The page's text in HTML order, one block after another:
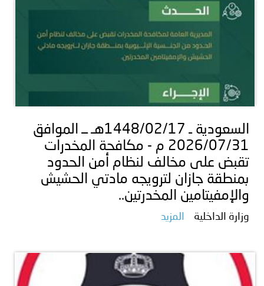
السعودية ـ 1448/02/17هـ ــ الموافق
2026/07/31 م - مكافحة المخدرات
تقبض على مخالف لنظام أمن الحدود
بمنطقة جازان لترويجه مادتي الحشيش
والإمفيتامين المخدرتين..
وزارة الداخلية المزيد